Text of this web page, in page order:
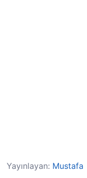
Yayınlayan: Mustafa